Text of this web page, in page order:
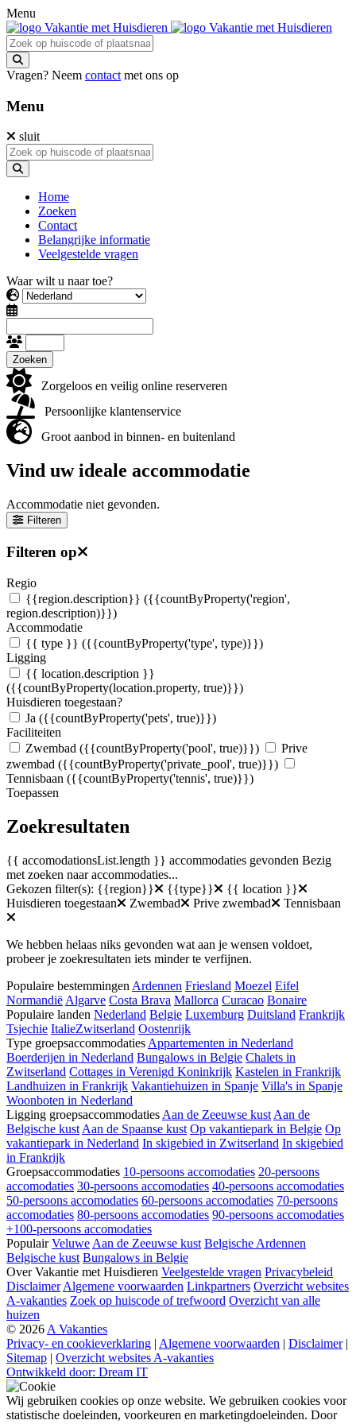
Menu
Vragen? Neem contact met ons op
Menu
sluit
Home
Zoeken
Contact
Belangrijke informatie
Veelgestelde vragen
Waar wilt u naar toe?
Zoeken
Zorgeloos en veilig online reserveren
Persoonlijke klantenservice
Groot aanbod in binnen- en buitenland
Vind uw ideale accommodatie
Accommodatie niet gevonden.
Filteren
Filteren op
Regio
{{region.description}} ({{countByProperty('region',
region.description)}})
Accommodatie
{{ type }} ({{countByProperty('type', type)}})
Ligging
{{ location.description }}
({{countByProperty(location.property, true)}})
Huisdieren toegestaan?
Ja ({{countByProperty('pets', true)}})
Faciliteiten
Zwembad ({{countByProperty('pool', true)}})
Prive
zwembad ({{countByProperty('private_pool', true)}})
Tennisbaan ({{countByProperty('tennis', true)}})
Toepassen
Zoekresultaten
{{ accomodationsList.length }} accommodaties gevonden Bezig
met zoeken naar accommodaties...
Gekozen filter(s): {{region}} {{type}}
{{ location }}
Huisdieren toegestaan
Zwembad Prive zwembad Tennisbaan
We hebben helaas niks gevonden wat aan je wensen voldoet,
probeer je zoekresultaten iets minder te verfijnen.
Populaire bestemmingen Ardennen Friesland Moezel Eifel
Normandië Algarve Costa Brava Mallorca Curacao Bonaire
Populaire landen Nederland Belgie Luxemburg Duitsland Frankrijk
Tsjechie ItalieZwitserland Oostenrijk
Type groepsaccommodaties Appartementen in Nederland
Boerderijen in Nederland Bungalows in Belgie Chalets in
Zwitserland Cottages in Verenigd Koninkrijk Kastelen in Frankrijk
Landhuizen in Frankrijk Vakantiehuizen in Spanje Villa's in Spanje
Woonboten in Nederland
Ligging groepsaccommodaties Aan de Zeeuwse kust Aan de
Belgische kust Aan de Spaanse kust Op vakantiepark in Belgie Op
vakantiepark in Nederland In skigebied in Zwitserland In skigebied
in Frankrijk
Groepsaccommodaties 10-persoons accomodaties 20-persoons
accomodaties 30-persoons accomodaties 40-persoons accomodaties
50-persoons accomodaties 60-persoons accomodaties 70-persoons
accomodaties 80-persoons accomodaties 90-persoons accomodaties
+100-persoons accomodaties
Populair Veluwe Aan de Zeeuwse kust Belgische Ardennen
Belgische kust Bungalows in Belgie
Over Vakantie met Huisdieren Veelgestelde vragen Privacybeleid
Disclaimer Algemene voorwaarden Linkpartners Overzicht websites
A-vakanties Zoek op huiscode of trefwoord Overzicht van alle
huizen
© 2026 A Vakanties
Privacy- en cookieverklaring | Algemene voorwaarden | Disclaimer |
Sitemap | Overzicht websites A-vakanties
Ontwikkeld door: Dream IT
Wij gebruiken cookies op onze website. We gebruiken cookies voor
statistische doeleinden, voorkeuren en marketingdoeleinden. Door